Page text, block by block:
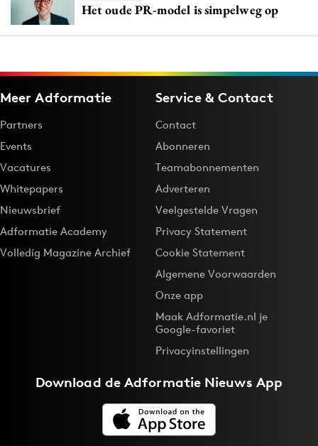
Het oude PR-model is simpelweg op
Meer Adformatie
Partners
Events
Vacatures
Whitepapers
Nieuwsbrief
Adformatie Academy
Volledig Magazine Archief
Service & Contact
Contact
Abonneren
Teamabonnementen
Adverteren
Veelgestelde Vragen
Privacy Statement
Cookie Statement
Algemene Voorwaarden
Onze app
Maak Adformatie.nl je
Google-favoriet
Privacyinstellingen
Download deAdformatie Nieuws App